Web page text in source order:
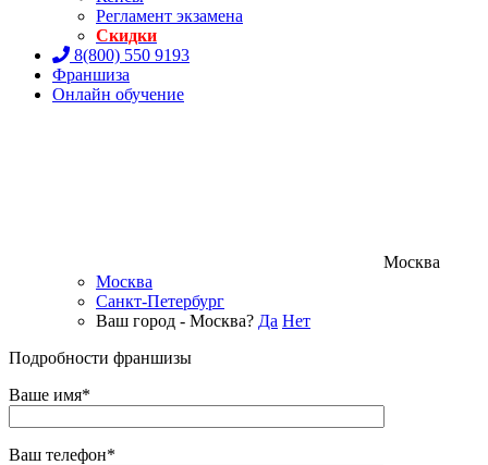
Регламент экзамена
Скидки
8(800) 550 9193
Франшиза
Онлайн обучение
Москва
Москва
Санкт-Петербург
Ваш город - Москва? Да Нет
Подробности франшизы
Ваше имя*
Ваш телефон*